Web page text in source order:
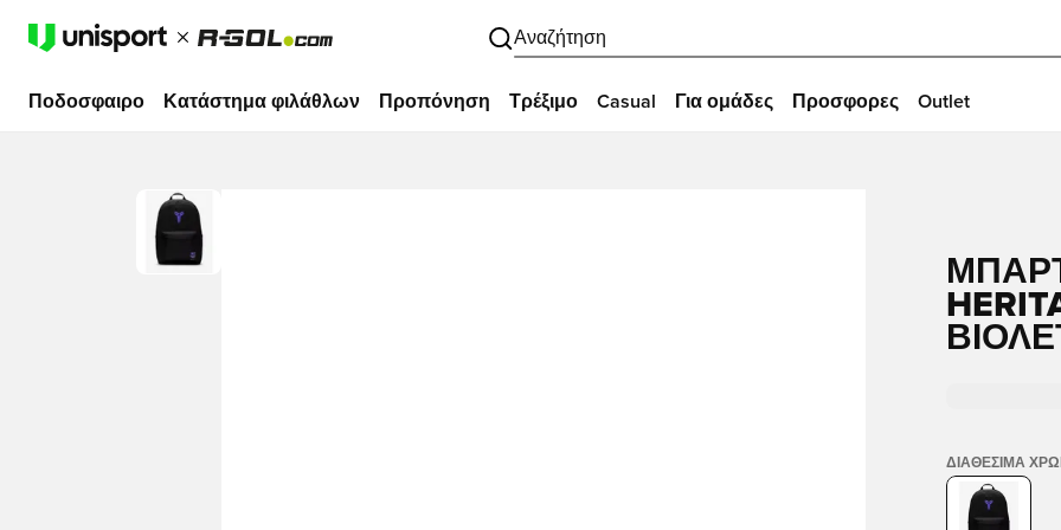
Αναζήτηση
Ποδοσφαιρο Κατάστημα φιλάθλων Προπόνηση Τρέξιμο Casual Για ομάδες Προσφορες Outlet
ΔΙΑΘΈΣΙΜΑ